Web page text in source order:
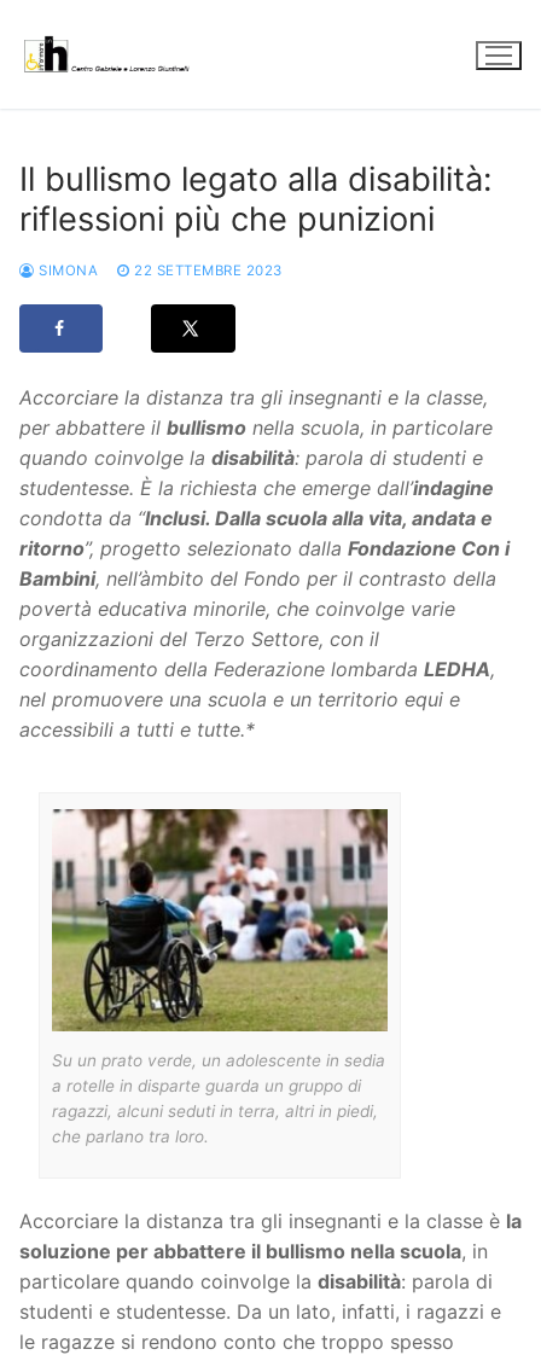
contenuto
Il bullismo legato alla disabilità:
riflessioni più che punizioni
SIMONA 22 SETTEMBRE 2023
Accorciare la distanza tra gli insegnanti e la classe,
per abbattere il bullismo nella scuola, in particolare
quando coinvolge la disabilità: parola di studenti e
studentesse. È la richiesta che emerge dall’indagine
condotta da “Inclusi. Dalla scuola alla vita, andata e
ritorno”, progetto selezionato dalla Fondazione Con i
Bambini, nell’àmbito del Fondo per il contrasto della
povertà educativa minorile, che coinvolge varie
organizzazioni del Terzo Settore, con il
coordinamento della Federazione lombarda LEDHA,
nel promuovere una scuola e un territorio equi e
accessibili a tutti e tutte.*
Su un prato verde, un adolescente in sedia
a rotelle in disparte guarda un gruppo di
ragazzi, alcuni seduti in terra, altri in piedi,
che parlano tra loro.
Accorciare la distanza tra gli insegnanti e la classe è la
soluzione per abbattere il bullismo nella scuola, in
particolare quando coinvolge la disabilità: parola di
studenti e studentesse. Da un lato, infatti, i ragazzi e
le ragazze si rendono conto che troppo spesso